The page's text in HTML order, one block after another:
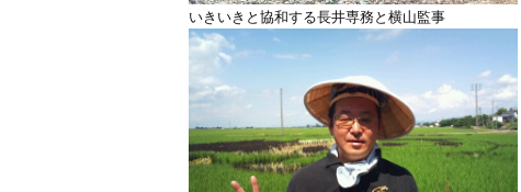
いきいきと協和する長井専務と横山監事